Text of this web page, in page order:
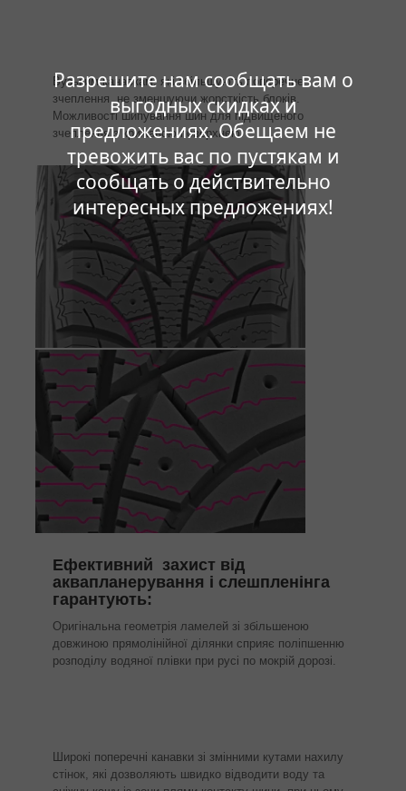
Разрешите нам сообщать вам о
выгодных скидках и
предложениях. Обещаем не
тревожить вас по пустякам и
сообщать о действительно
интересных предложениях!
Вузьким канавкам, які збільшують поперечне
зчеплення, не зменшуючи жорсткість блоків.
Можливості шипування шин для підвищеного
зчеплення з крижаною поверхнею.
Ефективний захист від
аквапланерування і слешпленінга
гарантують:
Оригінальна геометрія ламелей зі збільшеною
довжиною прямолінійної ділянки сприяє поліпшенню
розподілу водяної плівки при русі по мокрій дорозі.
Широкі поперечні канавки зі змінними кутами нахилу
стінок, які дозволяють швидко відводити воду та